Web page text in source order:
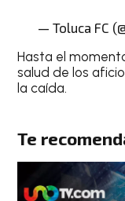
— Toluca FC
Hasta el
salud de los
la caída.
Te